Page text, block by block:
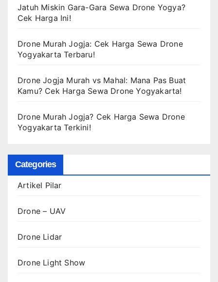
Jatuh Miskin Gara-Gara Sewa Drone Yogya?
Cek Harga Ini!
Drone Murah Jogja: Cek Harga Sewa Drone
Yogyakarta Terbaru!
Drone Jogja Murah vs Mahal: Mana Pas Buat
Kamu? Cek Harga Sewa Drone Yogyakarta!
Drone Murah Jogja? Cek Harga Sewa Drone
Yogyakarta Terkini!
Categories
Artikel Pilar
Drone – UAV
Drone Lidar
Drone Light Show